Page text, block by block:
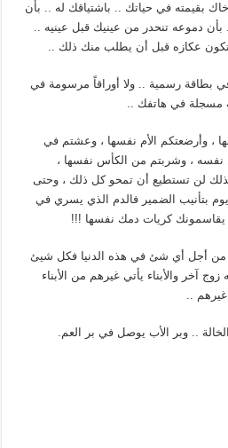
بقيمته في حياتك .. باشتياقك له .. بأن
دموعه تنحدر من عينيك قبل عينيه ..
عكازه قبل أن يطلب منك ذلك ..
بطاقة رسمية .. ولا أوراقاً مرسومة في
مسجلة في هاتفك ..
، وأرضعتكم الأم نفسها ، وعشتم في
نفسه ، وشربتم من الكأس نفسها ،
لن تستطيع أن تمحو كل ذلك ، وحتى
بتأنيب الضمير فالدم الذي يسري في
كريات دمك نفسها !!!
من أجل أي شئ في هذه الدنيا فكل شيئ
آخر والأبناء يأتي غيرهم من الأبناء
..
.. وبر الأب يوصل في بر العم.